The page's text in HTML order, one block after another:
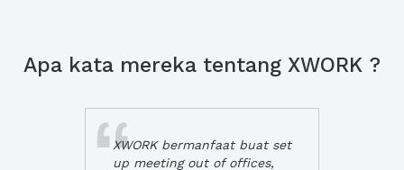
Apa kata mereka tentang XWORK ?
XWORK bermanfaat buat set
up meeting out of offices,